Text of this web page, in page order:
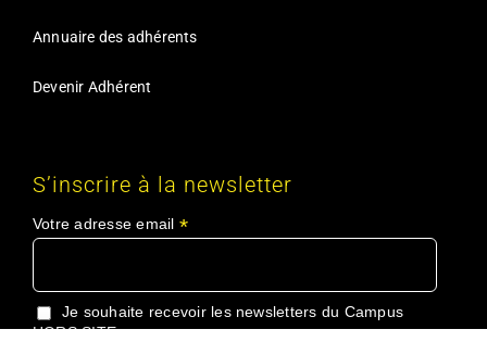
Annuaire des adhérents
Devenir Adhérent
S’inscrire à la newsletter
Votre adresse email *
Je souhaite recevoir les newsletters du Campus
HORS SITE